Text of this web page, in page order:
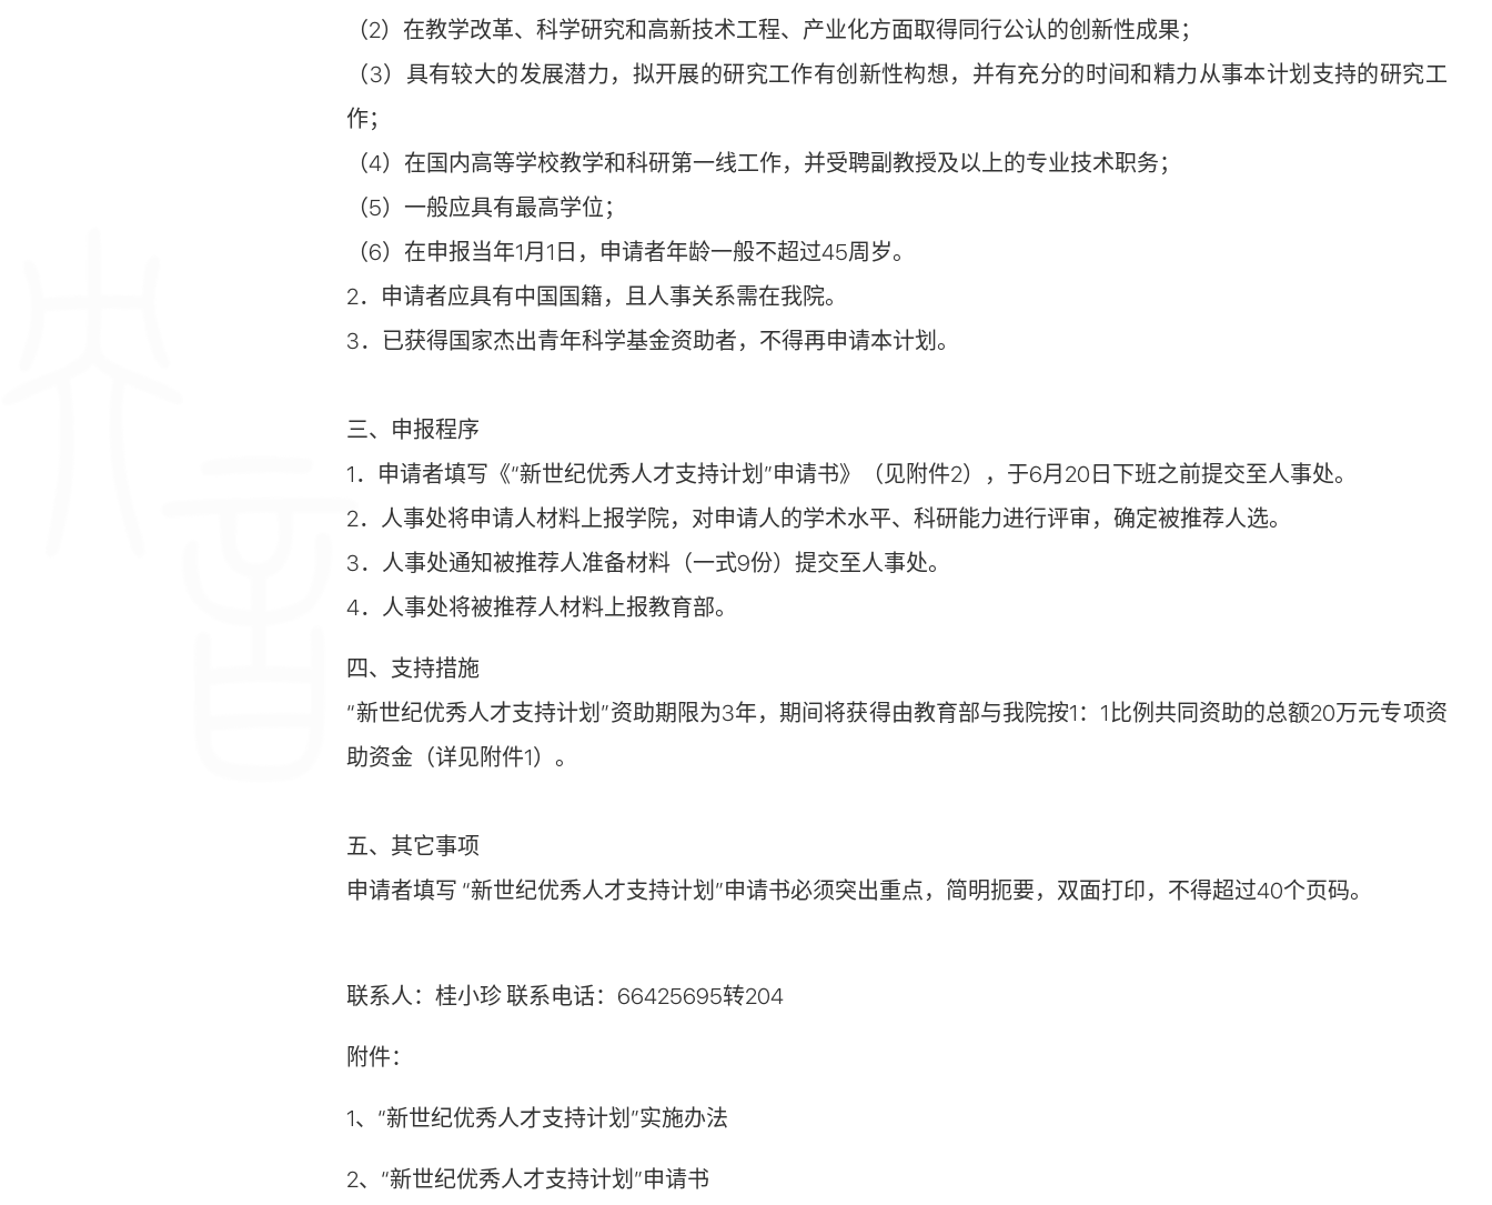
（2）在教学改革、科学研究和高新技术工程、产业化方面取得同行公认的创新性成果；
（3）具有较大的发展潜力，拟开展的研究工作有创新性构想，并有充分的时间和精力从事本计划支持的研究工
作；
（4）在国内高等学校教学和科研第一线工作，并受聘副教授及以上的专业技术职务；
（5）一般应具有最高学位；
（6）在申报当年1月1日，申请者年龄一般不超过45周岁。
2．申请者应具有中国国籍，且人事关系需在我院。
3．已获得国家杰出青年科学基金资助者，不得再申请本计划。
三、申报程序
1．申请者填写《“新世纪优秀人才支持计划”申请书》（见附件2），于6月20日下班之前提交至人事处。
2．人事处将申请人材料上报学院，对申请人的学术水平、科研能力进行评审，确定被推荐人选。
3．人事处通知被推荐人准备材料（一式9份）提交至人事处。
4．人事处将被推荐人材料上报教育部。
四、支持措施
“新世纪优秀人才支持计划”资助期限为3年，期间将获得由教育部与我院按1：1比例共同资助的总额20万元专项资
助资金（详见附件1）。
五、其它事项
申请者填写 “新世纪优秀人才支持计划”申请书必须突出重点，简明扼要，双面打印，不得超过40个页码。
联系人：桂小珍 联系电话：66425695转204
附件：
1、“新世纪优秀人才支持计划”实施办法
2、“新世纪优秀人才支持计划”申请书